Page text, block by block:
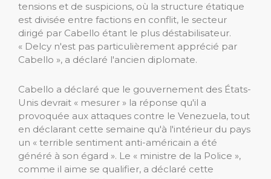
tensions et de suspicions, où la structure étatique
est divisée entre factions en conflit, le secteur
dirigé par Cabello étant le plus déstabilisateur.
« Delcy n'est pas particulièrement apprécié par
Cabello », a déclaré l'ancien diplomate.
Cabello a déclaré que le gouvernement des États-
Unis devrait « mesurer » la réponse qu'il a
provoquée aux attaques contre le Venezuela, tout
en déclarant cette semaine qu'à l'intérieur du pays
un « terrible sentiment anti-américain a été
généré à son égard ». Le « ministre de la Police »,
comme il aime se qualifier, a déclaré cette